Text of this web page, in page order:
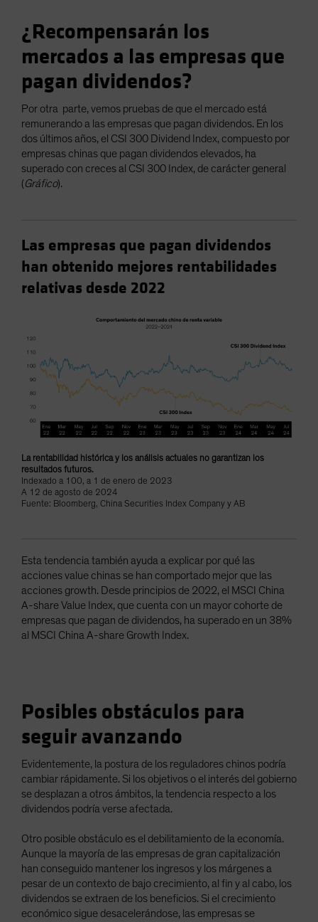
¿Recompensarán los
mercados a las empresas que
pagan dividendos?
Por otra parte, vemos pruebas de que el mercado está
remunerando a las empresas que pagan dividendos. En los
dos últimos años, el CSI 300 Dividend Index, compuesto por
empresas chinas que pagan dividendos elevados, ha
superado con creces al CSI 300 Index, de carácter general
(Gráfico).
Las empresas que pagan dividendos
han obtenido mejores rentabilidades
relativas desde 2022
La rentabilidad histórica y los análisis actuales no garantizan los
resultados futuros.
Indexado a 100, a 1 de enero de 2023
A 12 de agosto de 2024
Fuente: Bloomberg, China Securities Index Company y AB
Esta tendencia también ayuda a explicar por qué las
acciones value chinas se han comportado mejor que las
acciones growth. Desde principios de 2022, el MSCI China
A-share Value Index, que cuenta con un mayor cohorte de
empresas que pagan de dividendos, ha superado en un 38%
al MSCI China A-share Growth Index.
Posibles obstáculos para
seguir avanzando
Evidentemente, la postura de los reguladores chinos podría
cambiar rápidamente. Si los objetivos o el interés del gobierno
se desplazan a otros ámbitos, la tendencia respecto a los
dividendos podría verse afectada.
Otro posible obstáculo es el debilitamiento de la economía.
Aunque la mayoría de las empresas de gran capitalización
han conseguido mantener los ingresos y los márgenes a
pesar de un contexto de bajo crecimiento, al fin y al cabo, los
dividendos se extraen de los beneficios. Si el crecimiento
económico sigue desacelerándose, las empresas se